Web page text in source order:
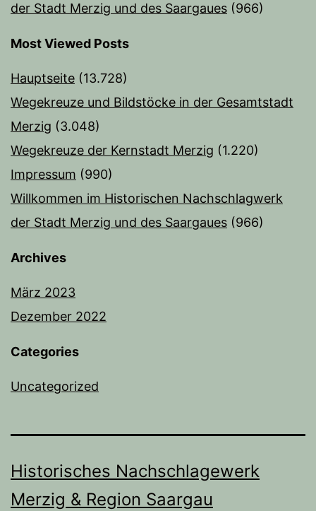
der Stadt Merzig und des Saargaues (966)
Most Viewed Posts
Hauptseite (13.728)
Wegekreuze und Bildstöcke in der Gesamtstadt
Merzig (3.048)
Wegekreuze der Kernstadt Merzig (1.220)
Impressum (990)
Willkommen im Historischen Nachschlagwerk
der Stadt Merzig und des Saargaues (966)
Archives
März 2023
Dezember 2022
Categories
Uncategorized
Historisches Nachschlagewerk
Merzig & Region Saargau